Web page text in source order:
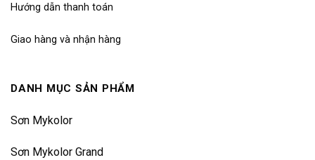
Hướng dẫn thanh toán
Giao hàng và nhận hàng
DANH MỤC SẢN PHẨM
Sơn Mykolor
Sơn Mykolor Grand